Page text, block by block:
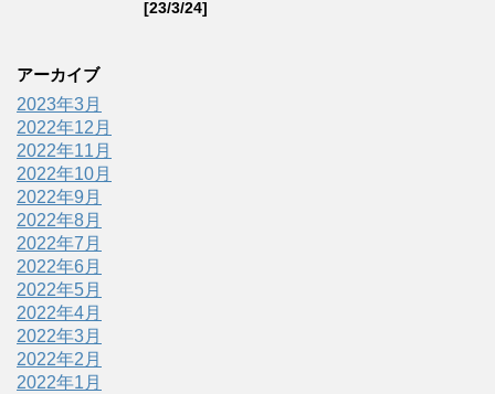
[23/3/24]
アーカイブ
2023年3月
2022年12月
2022年11月
2022年10月
2022年9月
2022年8月
2022年7月
2022年6月
2022年5月
2022年4月
2022年3月
2022年2月
2022年1月